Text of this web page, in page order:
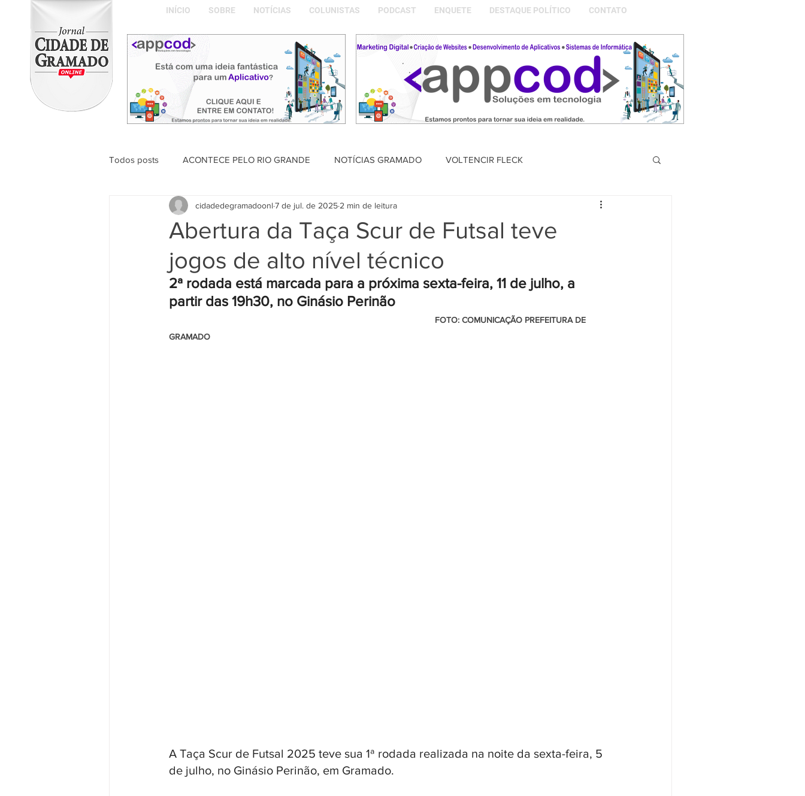
INÍCIO SOBRE NOTÍCIAS COLUNISTAS PODCAST ENQUETE DESTAQUE POLÍTICO CONTATO
Todos posts ACONTECE PELO RIO GRANDE NOTÍCIAS GRAMADO VOLTENCIR FLECK
ABDON BARRETTO FILHO SAÚDE PODCAST DESTAQUE POLÍTICO MEMÓRIAS DA NOSSA GRAMADO
Naíla Gonçalves Dalavia
Abertura da Taça Scur de Futsal teve
jogos de alto nível técnico
cidadedegramadoonl 7 de jul. de 2025 2 min de leitura
2ª rodada está marcada para a próxima sexta-feira, 11 de julho, a
partir das 19h30, no Ginásio Perinão
GRAMADO
A Taça Scur de Futsal 2025 teve sua 1ª rodada realizada na noite da sexta-feira, 5
de julho, no Ginásio Perinão, em Gramado.